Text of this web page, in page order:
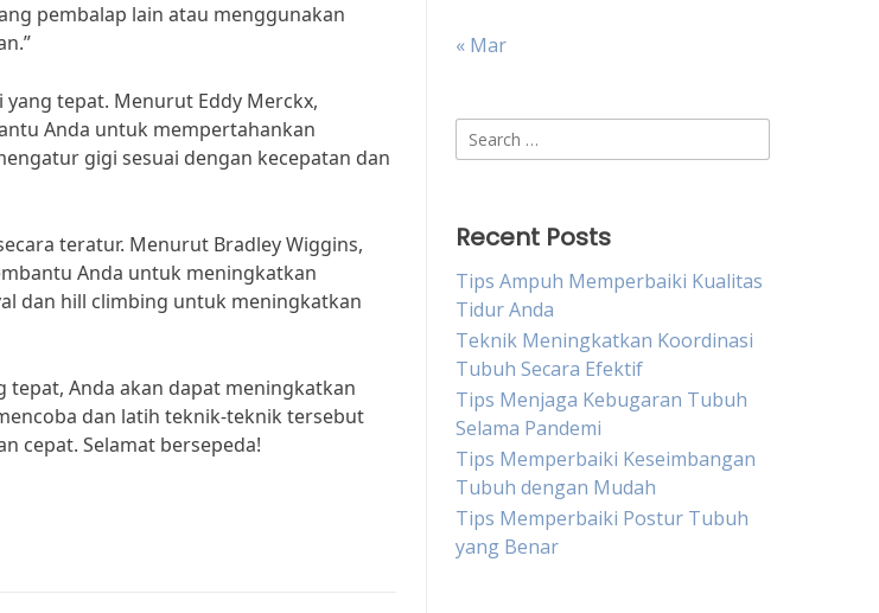
pembalap lain atau menggunakan
tepat. Menurut Eddy Merckx,
Anda untuk mempertahankan
gigi sesuai dengan kecepatan dan
teratur. Menurut Bradley Wiggins,
Anda untuk meningkatkan
dan hill climbing untuk meningkatkan
tepat, Anda akan dapat meningkatkan
dan latih teknik-teknik tersebut
cepat. Selamat bersepeda!
« Mar
Search
for:
Recent Posts
Tips Ampuh Memperbaiki Kualitas
Tidur Anda
Teknik Meningkatkan Koordinasi
Tubuh Secara Efektif
Tips Menjaga Kebugaran Tubuh
Selama Pandemi
Tips Memperbaiki Keseimbangan
Tubuh dengan Mudah
Tips Memperbaiki Postur Tubuh
yang Benar